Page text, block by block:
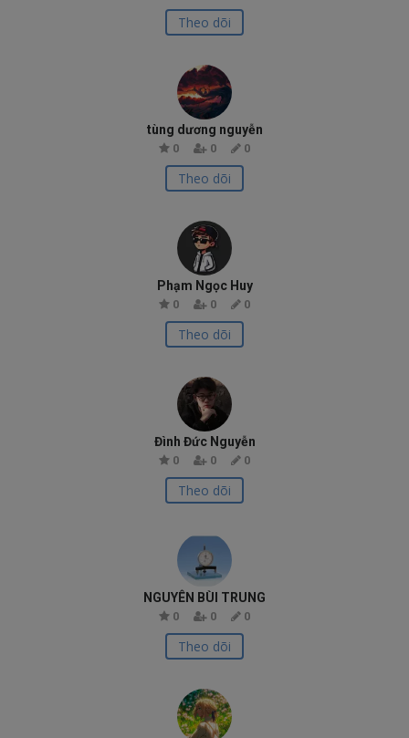
Theo dõi
tùng dương nguyễn
0 0 0
Theo dõi
Phạm Ngọc Huy
0 0 0
Theo dõi
Đình Đức Nguyễn
0 0 0
Theo dõi
NGUYÊN BÙI TRUNG
0 0 0
Theo dõi